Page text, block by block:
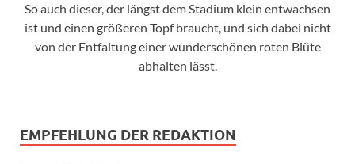
So auch dieser, der längst dem Stadium klein entwachsen
ist und einen größeren Topf braucht, und sich dabei nicht
von der Entfaltung einer wunderschönen roten Blüte
abhalten lässt.
EMPFEHLUNG DER REDAKTION